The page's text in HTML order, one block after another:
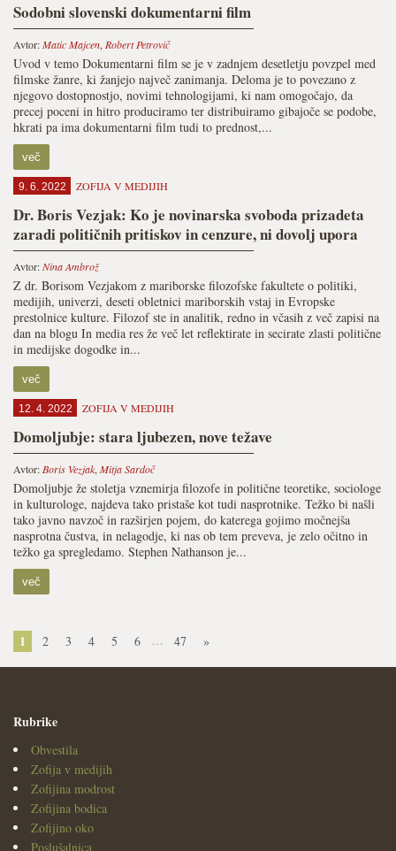
Sodobni slovenski dokumentarni film
Avtor:Matic Majcen, Robert Petrovič
Uvod v temo Dokumentarni film se je v zadnjem desetletju povzpel med
filmske žanre, ki žanjejo največ zanimanja. Deloma je to povezano z
njegovo dostopnostjo, novimi tehnologijami, ki nam omogočajo, da
precej poceni in hitro produciramo ter distribuiramo gibajoče se podobe,
hkrati pa ima dokumentarni film tudi to prednost,...
več
9. 6. 2022 ZOFIJA V MEDIJIH
Dr. Boris Vezjak: Ko je novinarska svoboda prizadeta
zaradi političnih pritiskov in cenzure, ni dovolj upora
Avtor:Nina Ambrož
Z dr. Borisom Vezjakom z mariborske filozofske fakultete o politiki,
medijih, univerzi, deseti obletnici mariborskih vstaj in Evropske
prestolnice kulture. Filozof ste in analitik, redno in včasih z več zapisi na
dan na blogu In media res že več let reflektirate in secirate zlasti politične
in medijske dogodke in...
več
12. 4. 2022 ZOFIJA V MEDIJIH
Domoljubje: stara ljubezen, nove težave
Avtor: Boris Vezjak, Mitja Sardoč
Domoljubje že stoletja vznemirja filozofe in politične teoretike, sociologe
in kulturologe, najdeva tako pristaše kot tudi nasprotnike. Težko bi našli
tako javno navzoč in razširjen pojem, do katerega gojimo močnejša
nasprotna čustva, in nelagodje, ki nas ob tem preveva, je zelo očitno in
težko ga spregledamo. Stephen Nathanson je...
več
1 2 3 4 5 6 … 47 »
Rubrike
Obvestila
Zofija v medijih
Zofijina modrost
Zofijina bodica
Zofijino oko
Poslušalnica